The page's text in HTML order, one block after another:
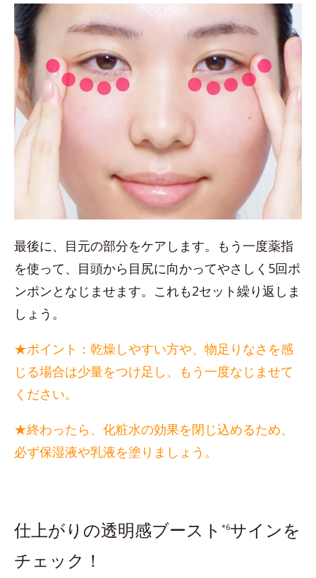
最後に、目元の部分をケアします。もう一度薬指
を使って、目頭から目尻に向かってやさしく5回ポ
ンポンとなじませます。これも2セット繰り返しま
しょう。
★ポイント：乾燥しやすい方や、物足りなさを感
じる場合は少量をつけ足し、もう一度なじませて
ください。
★終わったら、化粧水の効果を閉じ込めるため、
必ず保湿液や乳液を塗りましょう。
仕上がりの透明感ブースト *6サインを
チェック！